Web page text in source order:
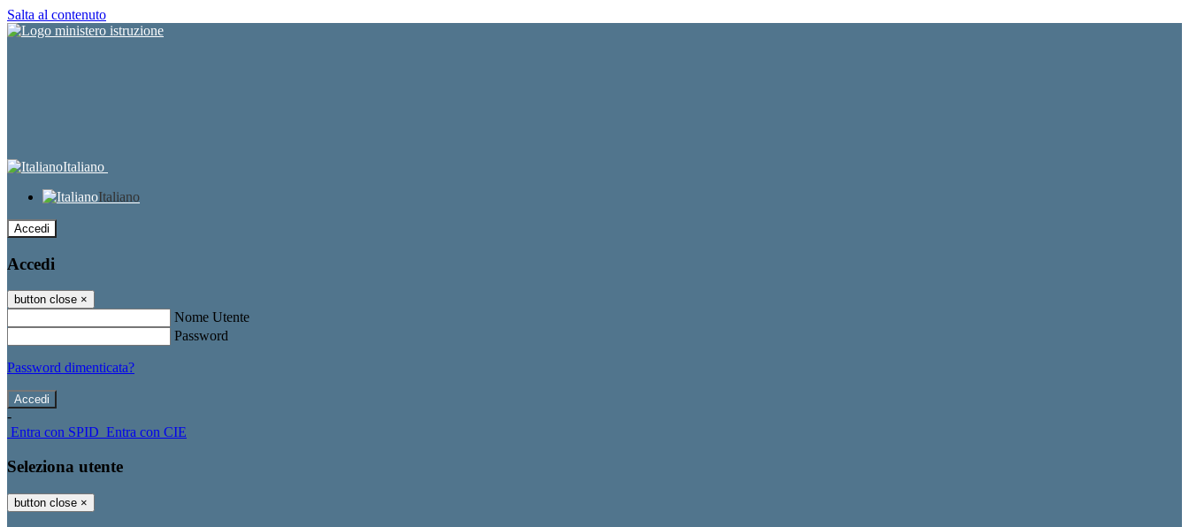
Salta al contenuto
Italiano
Italiano
Accedi
Accedi
button close ×
Nome Utente
Password
Password dimenticata?
-
Entra con SPID Entra con CIE
Seleziona utente
button close ×